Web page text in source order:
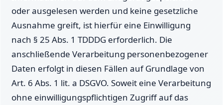
oder ausgelesen werden und keine gesetzliche
Ausnahme greift, ist hierfür eine Einwilligung
nach § 25 Abs. 1 TDDDG erforderlich. Die
anschließende Verarbeitung personenbezogener
Daten erfolgt in diesen Fällen auf Grundlage von
Art. 6 Abs. 1 lit. a DSGVO. Soweit eine Verarbeitung
ohne einwilligungspflichtigen Zugriff auf das